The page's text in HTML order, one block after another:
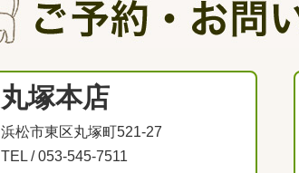
丸塚本店
浜松市東区丸塚町521-27
TEL /053-545-7511